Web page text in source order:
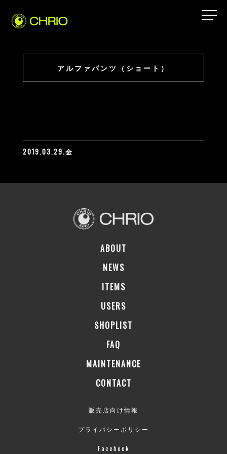
アルファパンツ（ショート）
2019.03.29.金
ABOUT
NEWS
ITEMS
USERS
SHOPLIST
FAQ
MAINTENANCE
CONTACT
販売店向け情報
プライバシーポリシー
Facebook